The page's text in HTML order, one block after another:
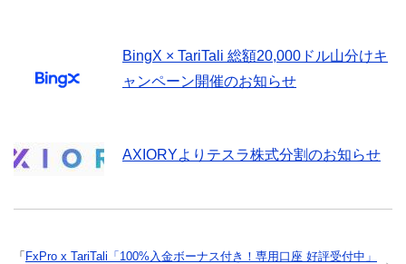
BingX × TariTali 総額20,000ドル山分けキ
ャンペーン開催のお知らせ
AXIORYよりテスラ株式分割のお知らせ
「 FxPro x TariTali「100%入金ボーナス付き！専用口座 好評受付中」